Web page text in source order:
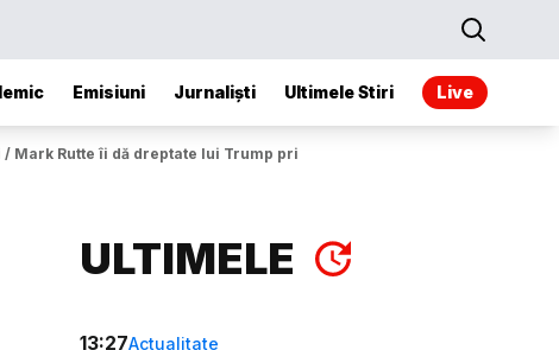
Emisiuni Jurnaliști Ultimele Stiri Live
Mark Rutte îi dă dreptate lui Trump privind Groenlanda
ULTIMELE
13:27Actualitate